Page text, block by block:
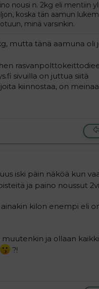
nousi n. 2kg eli mentiin yli
koska tän aamun
minä varsinkin.
mutta tänä aamuna oli
sivuilla on juttua siitä
kiinnostaa, on
iski päin näköä kun
ja paino noussut
kilon enempi eli
ja ollaan
?!